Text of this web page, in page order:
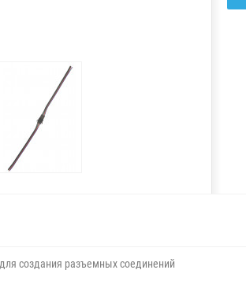
создания разъемных соединений